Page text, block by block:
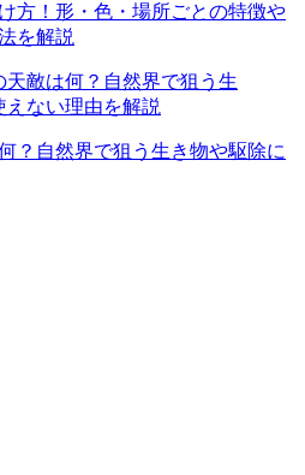
方！形・色・場所ごとの特徴や
を解説
？自然界で狙う生き物や駆除に